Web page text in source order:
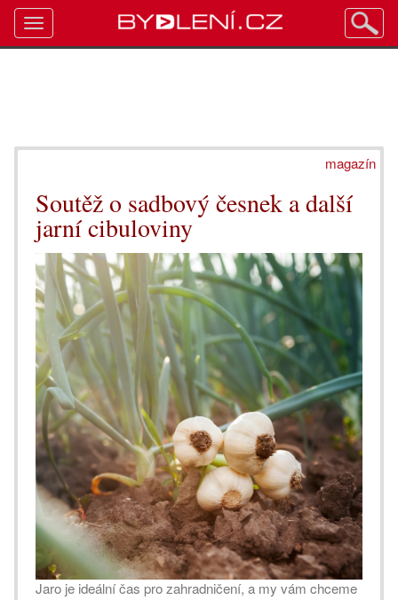
magazín
Soutěž o sadbový česnek a další
jarní cibuloviny
Jaro je ideální čas pro zahradničení, a my vám chceme
Toggle
navigation